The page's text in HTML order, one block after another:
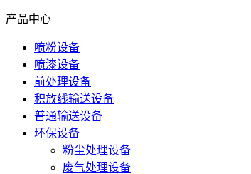
产品中心
喷粉设备
喷漆设备
前处理设备
积放线输送设备
普通输送设备
环保设备
粉尘处理设备
废气处理设备